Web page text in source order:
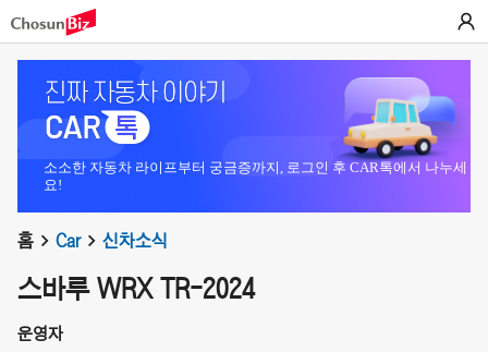
소소한 자동차 라이프부터 궁금증까지, 로그인 후 CAR톡에서 나누세
요!
홈 Car 신차소식
스바루 WRX TR-2024
운영자